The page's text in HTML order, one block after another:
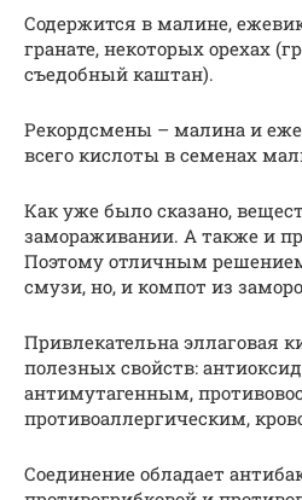
Содержится в малине,
гранате, некоторых орехах
съедобный каштан).
Рекордсмены – малина и
всего кислоты в семенах
Как уже было сказано,
замораживании. А также и
Поэтому отличным
смузи, но, и компот из
Привлекательна эллаговая
полезных свойств:
антимутагенным,
противоаллергическим,
Соединение обладает